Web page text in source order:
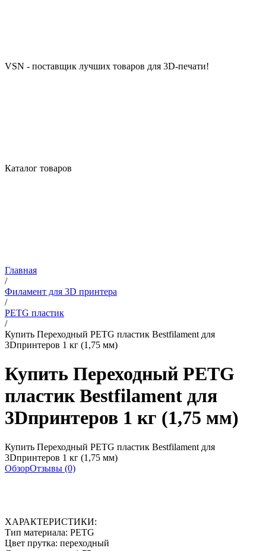
VSN - поставщик лучших товаров для 3D-печати!
Каталог товаров
Главная
/
Филамент для 3D принтера
/
PETG пластик
/
Купить Переходный PETG пластик Bestfilament для
3Dпринтеров 1 кг (1,75 мм)
Купить Переходный PETG
пластик Bestfilament для
3Dпринтеров 1 кг (1,75 мм)
Купить Переходный PETG пластик Bestfilament для
3Dпринтеров 1 кг (1,75 мм)
ОбзорОтзывы (0)
ХАРАКТЕРИСТИКИ:
Тип материала: PETG
Цвет прутка: переходный